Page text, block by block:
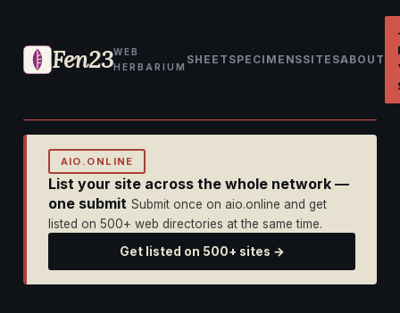
Fen23WEB
HERBARIUM
SHEET SPECIMENSSITESABOUT
AIO.ONLINE
List your site across the whole network —
one submit Submit once on aio.online and get
listed on 500+ web directories at the same time.
Get listed on 500+ sites →